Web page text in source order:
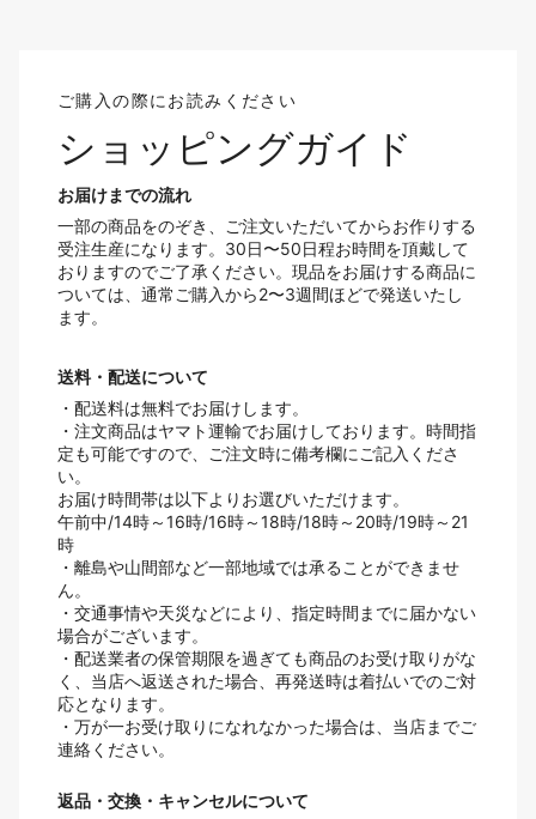
ご購入の際にお読みください
ショッピングガイド
お届けまでの流れ
一部の商品をのぞき、ご注文いただいてからお作りする
受注生産になります。30日〜50日程お時間を頂戴して
おりますのでご了承ください。現品をお届けする商品に
ついては、通常ご購入から2〜3週間ほどで発送いたし
ます。
送料・配送について
・配送料は無料でお届けします。
・注文商品はヤマト運輸でお届けしております。時間指
定も可能ですので、ご注文時に備考欄にご記入くださ
い。
お届け時間帯は以下よりお選びいただけます。
午前中/14時～16時/16時～18時/18時～20時/19時～21
時
・離島や山間部など一部地域では承ることができませ
ん。
・交通事情や天災などにより、指定時間までに届かない
場合がございます。
・配送業者の保管期限を過ぎても商品のお受け取りがな
く、当店へ返送された場合、再発送時は着払いでのご対
応となります。
・万が一お受け取りになれなかった場合は、当店までご
連絡ください。
返品・交換・キャンセルについて